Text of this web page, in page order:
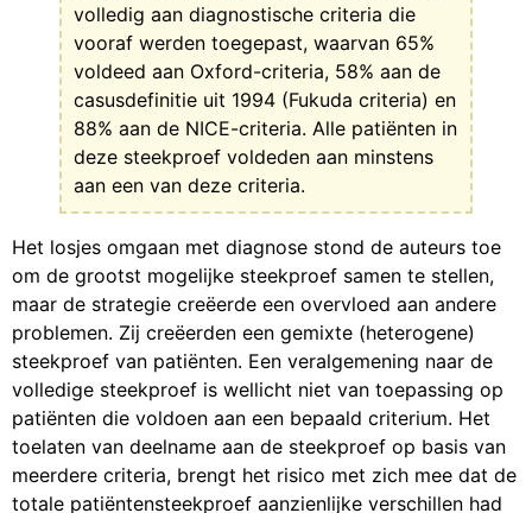
volledig aan diagnostische criteria die
vooraf werden toegepast, waarvan 65%
voldeed aan Oxford-criteria, 58% aan de
casusdefinitie uit 1994 (Fukuda criteria) en
88% aan de NICE-criteria. Alle patiënten in
deze steekproef voldeden aan minstens
aan een van deze criteria.
Het losjes omgaan met diagnose stond de auteurs toe
om de grootst mogelijke steekproef samen te stellen,
maar de strategie creëerde een overvloed aan andere
problemen. Zij creëerden een gemixte (heterogene)
steekproef van patiënten. Een veralgemening naar de
volledige steekproef is wellicht niet van toepassing op
patiënten die voldoen aan een bepaald criterium. Het
toelaten van deelname aan de steekproef op basis van
meerdere criteria, brengt het risico met zich mee dat de
totale patiëntensteekproef aanzienlijke verschillen had